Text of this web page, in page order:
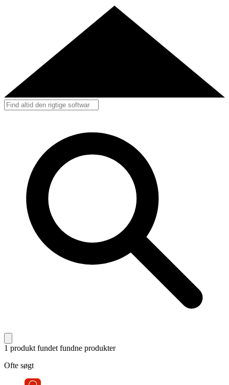
1 produkt fundet fundne produkter
Ofte søgt